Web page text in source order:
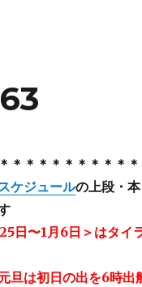
＊＊＊＊＊＊＊＊＊＊
ケジュールの上段・
日〜1月6日＞はタイ
旦は初日の出を6時出